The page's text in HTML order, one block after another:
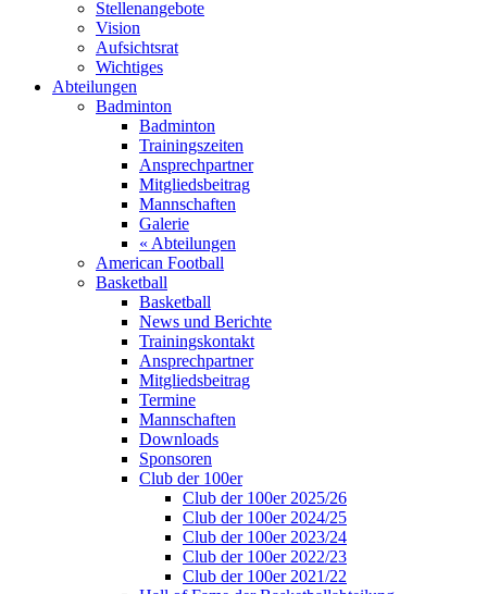
Stellenangebote
Vision
Aufsichtsrat
Wichtiges
Abteilungen
Badminton
Badminton
Trainingszeiten
Ansprechpartner
Mitgliedsbeitrag
Mannschaften
Galerie
« Abteilungen
American Football
Basketball
Basketball
News und Berichte
Trainingskontakt
Ansprechpartner
Mitgliedsbeitrag
Termine
Mannschaften
Downloads
Sponsoren
Club der 100er
Club der 100er 2025/26
Club der 100er 2024/25
Club der 100er 2023/24
Club der 100er 2022/23
Club der 100er 2021/22